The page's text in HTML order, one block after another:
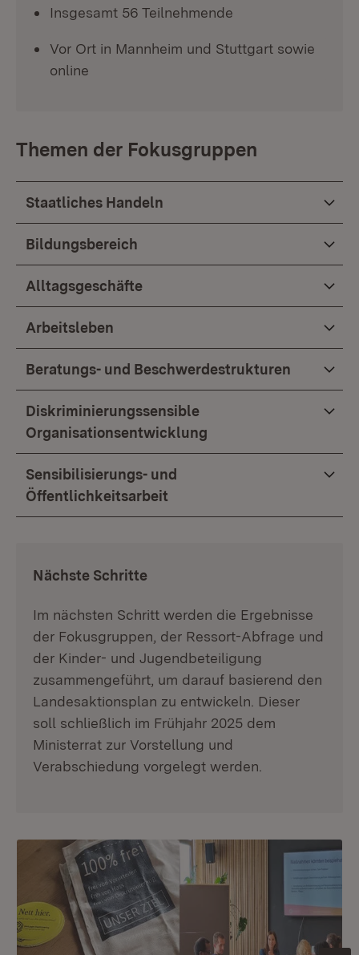
Insgesamt 56 Teilnehmende
Vor Ort in Mannheim und Stuttgart sowie
online
Themen der Fokusgruppen
Staatliches Handeln
Bildungsbereich
Alltagsgeschäfte
Arbeitsleben
Beratungs- und Beschwerdestrukturen
Diskriminierungssensible
Organisationsentwicklung
Sensibilisierungs- und
Öffentlichkeitsarbeit
:Nächste Schritte
Im nächsten Schritt werden die Ergebnisse
der Fokusgruppen, der Ressort-Abfrage und
der Kinder- und Jugendbeteiligung
zusammengeführt, um darauf basierend den
Landesaktionsplan zu entwickeln. Dieser
soll schließlich im Frühjahr 2025 dem
Ministerrat zur Vorstellung und
Verabschiedung vorgelegt werden.